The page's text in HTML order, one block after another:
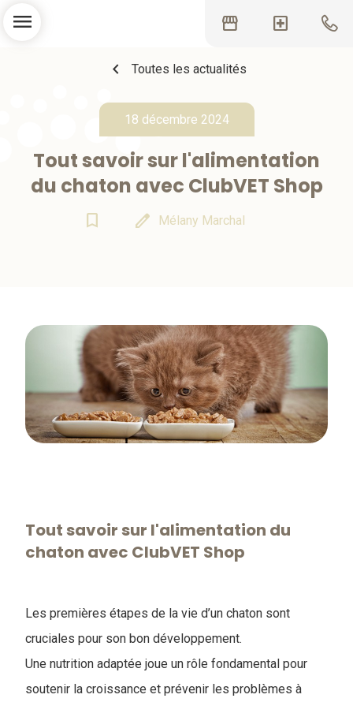
storefront local_hospital
menu
chevron_left Toutes les actualités
18 décembre 2024
Tout savoir sur l'​alimentation
du chaton avec ClubVET Shop
bookmark_border edit Mélany Marchal
Tout savoir sur l'​alimentation du
chaton avec ClubVET Shop
Les premières étapes de la vie d’un chaton sont
cruciales pour son bon développement.
Une nutrition adaptée joue un rôle fondamental pour
soutenir la croissance et prévenir les problèmes à